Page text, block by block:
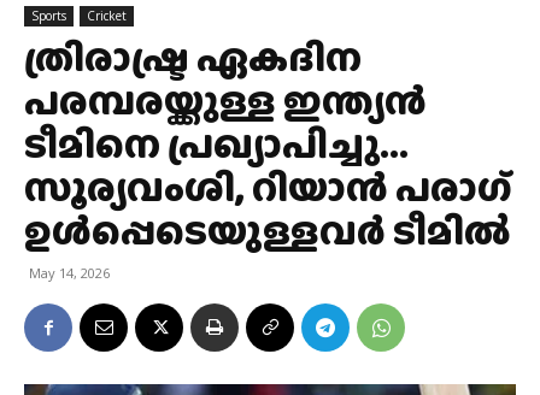
Sports Cricket
ത്രിരാഷ്ട്ര ഏകദിന
പരമ്പരയ്ക്കുള്ള ഇന്ത്യന്‍
ടീമിനെ പ്രഖ്യാപിച്ചു…
സൂര്യവംശി, റിയാൻ പരാഗ്
ഉൾപ്പെടെയുള്ളവർ ടീമിൽ
May 14, 2026